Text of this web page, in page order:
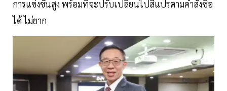
การแข่งขันสูง พร้อมที่จะปรับเปลี่ยนไปสีแปรตามคำสั่งซื้อ
ได้ ไม่ยาก